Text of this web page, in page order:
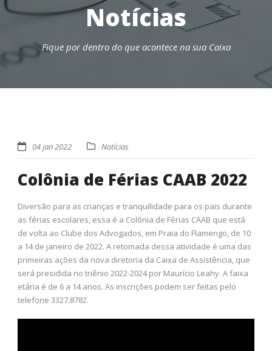
Notícias
Fique por dentro do que acontece na sua Caixa
04 jan 2022 Notícias
Colônia de Férias CAAB 2022
Diversão para as crianças e tranquilidade para os pais durante
as férias escolares, essa é a Colônia de Férias CAAB que está
de volta ao Clube dos Advogados, em Praia do Flamengo, de 10
a 14 de janeiro de 2022. A retomada dessa atividade é uma das
primeiras ações da nova diretoria da Caixa de Assistência, que
será presidida no triênio 2022-2024 por Maurício Leahy. A faixa
etária é de 6 a 14 anos. As inscrições podem ser feitas pelo
telefone 3327.8782.